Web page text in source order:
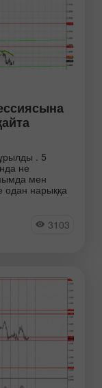
. 5
не
мен
одан нарыққа
3103